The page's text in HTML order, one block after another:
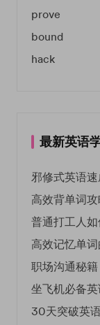
prove
bound
hack
最新英语
邪修式英语
高效背单词
高效记忆单
坐飞机必备
30天突破英